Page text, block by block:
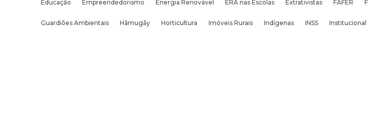
Educação Empreendedorismo Energia Renovável ERA nas Escolas Extrativistas FAFER
Guardiões Ambientais Hãmugãy Horticultura Imóveis Rurais Indígenas INSS Institucional